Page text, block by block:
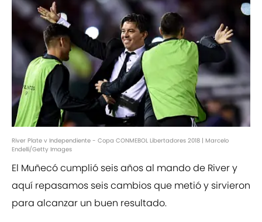
River Plate v Independiente - Copa CONMEBOL Libertadores 2018 | Marcelo
Endelli/Getty Images
El Muñecó cumplió seis años al mando de River y
aquí repasamos seis cambios que metió y sirvieron
para alcanzar un buen resultado.